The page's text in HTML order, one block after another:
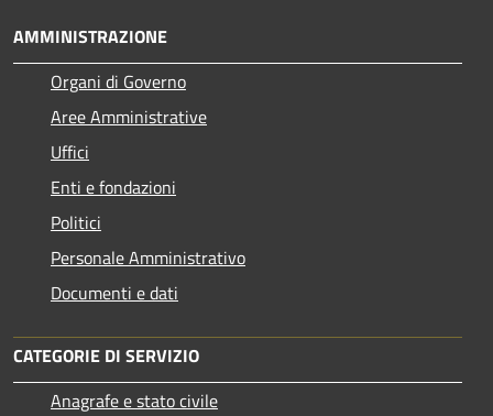
AMMINISTRAZIONE
Organi di Governo
Aree Amministrative
Uffici
Enti e fondazioni
Politici
Personale Amministrativo
Documenti e dati
CATEGORIE DI SERVIZIO
Anagrafe e stato civile